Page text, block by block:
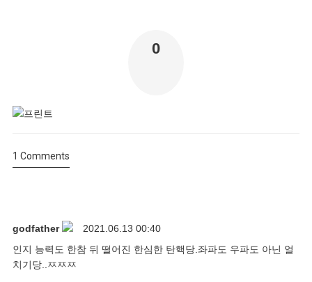
0
1 Comments
godfather
2021.06.13 00:40
인지 능력도 한참 뒤 떨어진 한심한 탄핵당.좌파도 우파도 아닌 얼
치기당..ㅉㅉㅉ